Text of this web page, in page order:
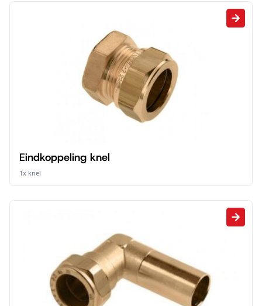
Eindkoppeling knel
1x knel